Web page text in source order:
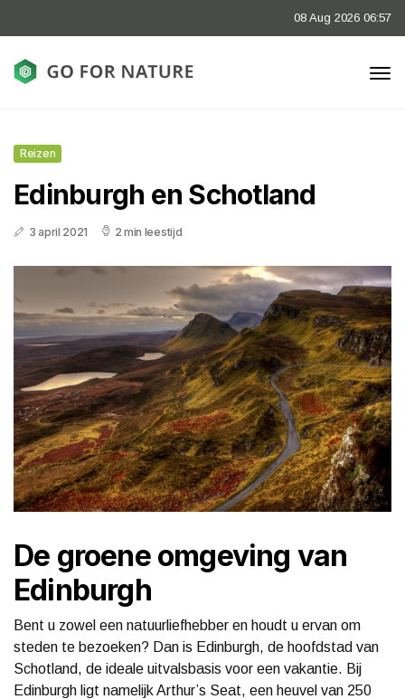
08 Aug 2026 06:57
Reizen
Edinburgh en Schotland
3 april 2021 2 min leestijd
De groene omgeving van
Edinburgh
Bent u zowel een natuurliefhebber en houdt u ervan om
steden te bezoeken? Dan is Edinburgh, de hoofdstad van
Schotland, de ideale uitvalsbasis voor een vakantie. Bij
Edinburgh ligt namelijk Arthur’s Seat, een heuvel van 250